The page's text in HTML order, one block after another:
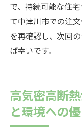
で、持続可能な住
て中津川市での注
を再確認し、次回
ば幸いです。
高気密高断
と環境への